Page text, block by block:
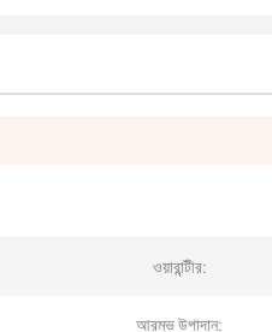
ওয়ারান্টীর:
আরম্ভ উপাদান: